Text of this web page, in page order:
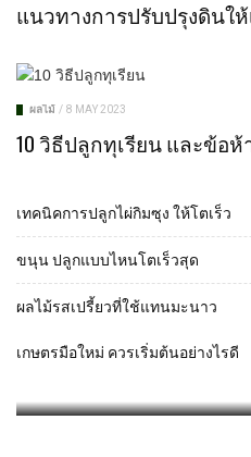
แนวทางการปรับปรุงดินใ
ผลไม้ / 8 MAY 2023
10 วิธีปลูกทุเรียน และข้อ
เทคนิคการปลูกไผ่กิมซุง ให้โตเร็ว
ขนุน ปลูกแบบไหนโตเร็วสุด
ผลไม้รสเปรี้ยวที่ใช้แทนมะนาว
เกษตรมือใหม่ ควรเริ่มต้นอย่างไรดี